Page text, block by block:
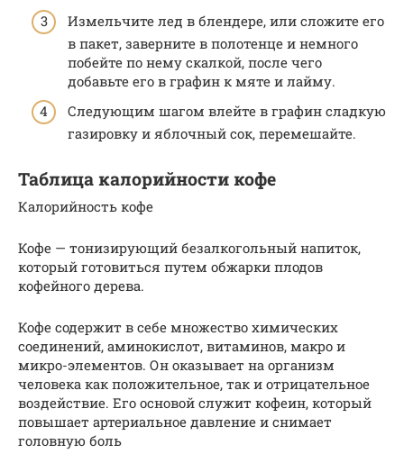
Измельчите лед в блендере, или сложите его
в пакет, заверните в полотенце и немного
побейте по нему скалкой, после чего
добавьте его в графин к мяте и лайму.
Следующим шагом влейте в графин сладкую
газировку и яблочный сок, перемешайте.
Таблица калорийности кофе
Калорийность кофе
Кофе — тонизирующий безалкогольный напиток,
который готовиться путем обжарки плодов
кофейного дерева.
Кофе содержит в себе множество химических
соединений, аминокислот, витаминов, макро и
микро-элементов. Он оказывает на организм
человека как положительное, так и отрицательное
воздействие. Его основой служит кофеин, который
повышает артериальное давление и снимает
головную боль